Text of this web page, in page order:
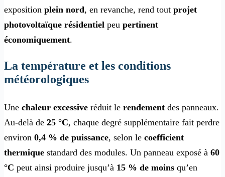
exposition plein nord, en revanche, rend tout projet
photovoltaïque résidentiel peu pertinent
économiquement.
La température et les conditions
météorologiques
Une chaleur excessive réduit le rendement des panneaux.
Au-delà de 25 °C, chaque degré supplémentaire fait perdre
environ 0,4 % de puissance, selon le coefficient
thermique standard des modules. Un panneau exposé à 60
°C peut ainsi produire jusqu’à 15 % de moins qu’en